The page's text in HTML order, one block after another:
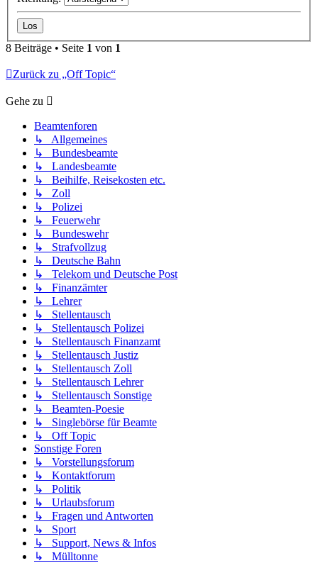
8 Beiträge • Seite 1 von 1
Zurück zu „Off Topic“
Gehe zu
Beamtenforen
↳ Allgemeines
↳ Bundesbeamte
↳ Landesbeamte
↳ Beihilfe, Reisekosten etc.
↳ Zoll
↳ Polizei
↳ Feuerwehr
↳ Bundeswehr
↳ Strafvollzug
↳ Deutsche Bahn
↳ Telekom und Deutsche Post
↳ Finanzämter
↳ Lehrer
↳ Stellentausch
↳ Stellentausch Polizei
↳ Stellentausch Finanzamt
↳ Stellentausch Justiz
↳ Stellentausch Zoll
↳ Stellentausch Lehrer
↳ Stellentausch Sonstige
↳ Beamten-Poesie
↳ Singlebörse für Beamte
↳ Off Topic
Sonstige Foren
↳ Vorstellungsforum
↳ Kontaktforum
↳ Politik
↳ Urlaubsforum
↳ Fragen und Antworten
↳ Sport
↳ Support, News & Infos
↳ Mülltonne